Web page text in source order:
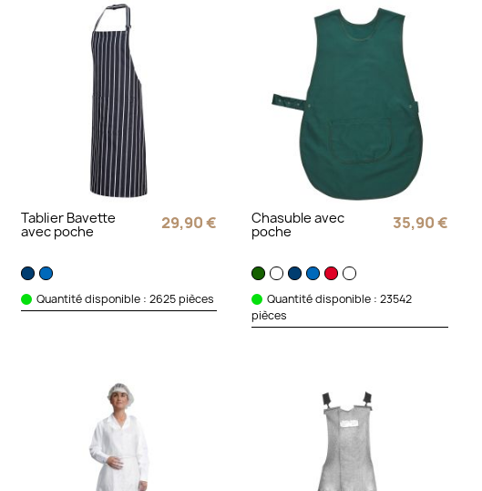
Tablier Bavette
avec poche 29,90 €
Quantité disponible : 2625 pièces
Chasuble avec
poche 35,90 €
Quantité disponible : 23542
pièces